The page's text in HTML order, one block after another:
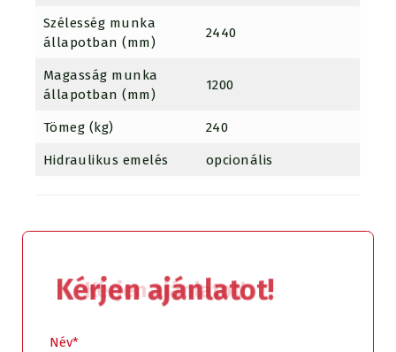
Szélesség munka
állapotban (mm)
2440
Magasság munka
állapotban (mm)
1200
Tömeg (kg) 240
Hidraulikus emelés opcionális
Kérjen ajánlatot!
Név*